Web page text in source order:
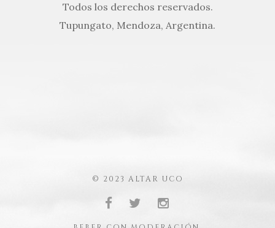
Todos los derechos reservados.
Tupungato, Mendoza, Argentina.
© 2023 ALTAR UCO